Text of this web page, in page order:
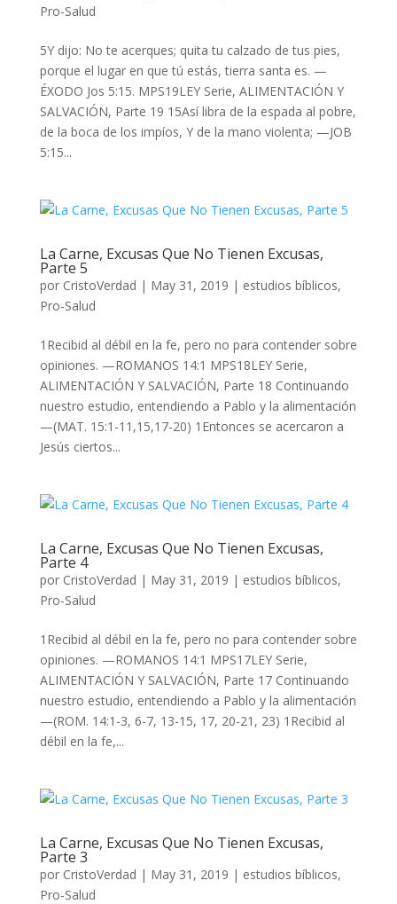
Pro-Salud
5Y dijo: No te acerques; quita tu calzado de tus pies,
porque el lugar en que tú estás, tierra santa es. —
ÉXODO Jos 5:15. MPS19LEY Serie, ALIMENTACIÓN Y
SALVACIÓN, Parte 19 15Así libra de la espada al pobre,
de la boca de los impíos, Y de la mano violenta; —JOB
5:15...
La Carne, Excusas Que No Tienen Excusas,
Parte 5
por CristoVerdad | May 31, 2019 | estudios bíblicos,
Pro-Salud
1Recibid al débil en la fe, pero no para contender sobre
opiniones. —ROMANOS 14:1 MPS18LEY Serie,
ALIMENTACIÓN Y SALVACIÓN, Parte 18 Continuando
nuestro estudio, entendiendo a Pablo y la alimentación
—(MAT. 15:1-11,15,17-20) 1Entonces se acercaron a
Jesús ciertos...
La Carne, Excusas Que No Tienen Excusas,
Parte 4
por CristoVerdad | May 31, 2019 | estudios bíblicos,
Pro-Salud
1Recibid al débil en la fe, pero no para contender sobre
opiniones. —ROMANOS 14:1 MPS17LEY Serie,
ALIMENTACIÓN Y SALVACIÓN, Parte 17 Continuando
nuestro estudio, entendiendo a Pablo y la alimentación
—(ROM. 14:1-3, 6-7, 13-15, 17, 20-21, 23) 1Recibid al
débil en la fe,...
La Carne, Excusas Que No Tienen Excusas,
Parte 3
por CristoVerdad | May 31, 2019 | estudios bíblicos,
Pro-Salud